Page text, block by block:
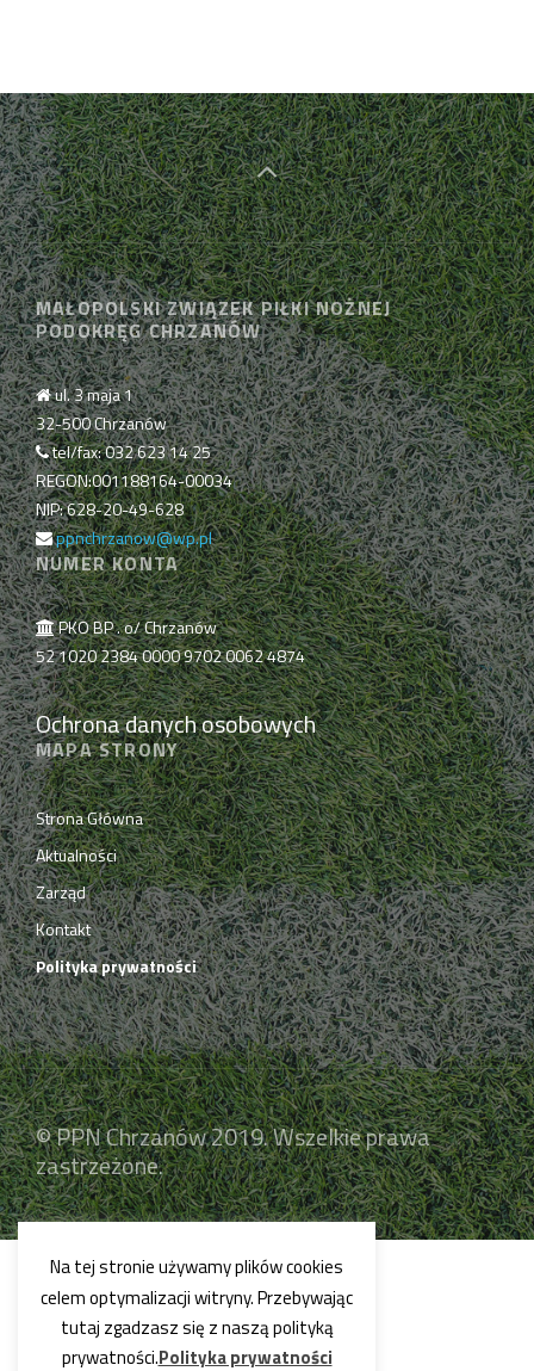
MAŁOPOLSKI ZWIĄZEK PIŁKI NOŻNEJ
PODOKRĘG CHRZANÓW
ul. 3 maja 1
32-500 Chrzanów
tel/fax: 032 623 14 25
REGON:001188164-00034
NIP: 628-20-49-628
ppnchrzanow@wp.pl
NUMER KONTA
PKO BP . o/ Chrzanów
52 1020 2384 0000 9702 0062 4874
Ochrona danych osobowych
MAPA STRONY
Strona Główna
Aktualności
Zarząd
Kontakt
Polityka prywatności
© PPN Chrzanów 2019. Wszelkie prawa
zastrzeżone.
Na tej stronie używamy plików cookies
celem optymalizacji witryny. Przebywając
tutaj zgadzasz się z naszą polityką
prywatności.Polityka prywatności